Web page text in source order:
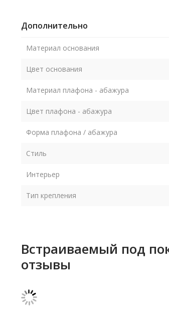
Дополнительно
Материал основания
Цвет основания
Материал плафона - абажура
Цвет плафона - абажура
Форма плафона / абажура
Стиль
Интерьер
Тип крепления
Встраиваемый под
отзывы